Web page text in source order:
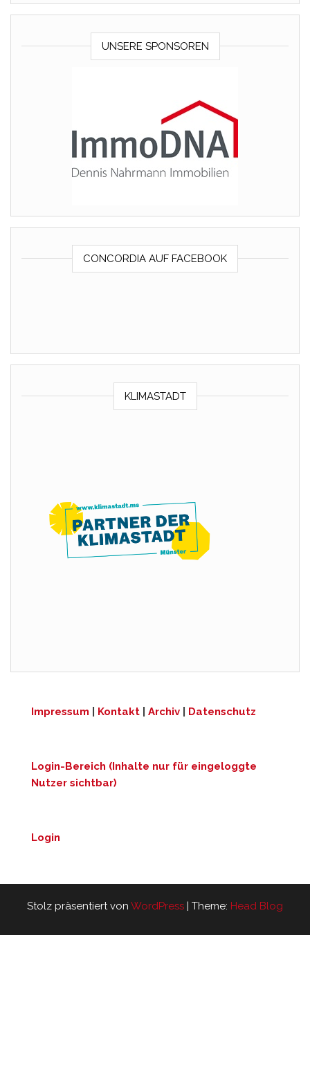
UNSERE SPONSOREN
CONCORDIA AUF FACEBOOK
KLIMASTADT
Impressum Kontakt Archiv Datenschutz
Login-Bereich (Inhalte nur für eingeloggte
Nutzer sichtbar)
Login
Stolz präsentiert von WordPress Theme: Head Blog